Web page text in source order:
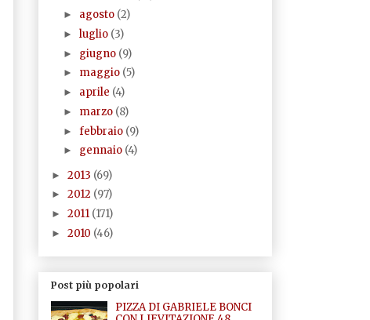
► agosto (2)
► luglio (3)
► giugno (9)
► maggio (5)
► aprile (4)
► marzo (8)
►febbraio (9)
► gennaio (4)
► 2013 (69)
► 2012 (97)
► 2011 (171)
► 2010 (46)
Post più popolari
PIZZA DI GABRIELE BONCI